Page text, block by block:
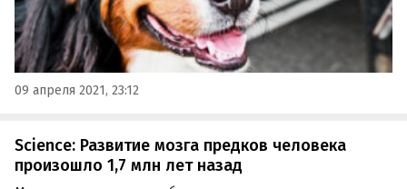
09 апреля 2021, 23:12
Science: Развитие мозга предков человека
произошло 1,7 млн лет назад